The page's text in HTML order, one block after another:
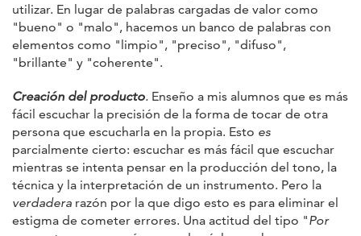
utilizar. En lugar de palabras cargadas de valor como
"bueno" o "malo", hacemos un banco de palabras con
elementos como "limpio", "preciso", "difuso",
"brillante" y "coherente".
Creación del producto. Enseño a mis alumnos que es más
fácil escuchar la precisión de la forma de tocar de otra
persona que escucharla en la propia. Esto es
parcialmente cierto: escuchar es más fácil que escuchar
mientras se intenta pensar en la producción del tono, la
técnica y la interpretación de un instrumento. Pero la
verdadera razón por la que digo esto es para eliminar el
estigma de cometer errores. Una actitud del tipo "Por